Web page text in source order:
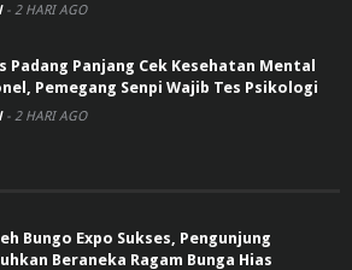
- 2 HARI AGO
Padang Panjang Cek Kesehatan Mental
Pemegang Senpi Wajib Tes Psikologi
- 2 HARI AGO
Bungo Expo Sukses, Pengunjung
Beraneka Ragam Bunga Hias